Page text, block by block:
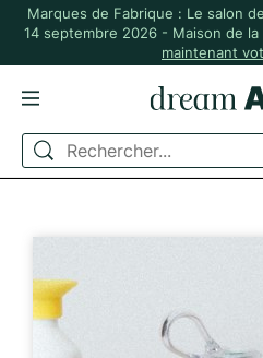
Marques de Fabrique : Le salon
14 septembre 2026 - Maison de la
maintenant